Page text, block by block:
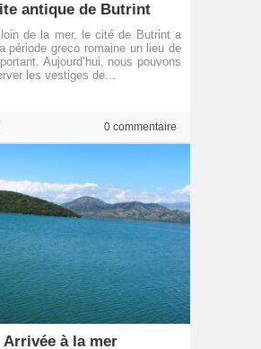
antique de Butrint
de la mer, le cité de Butrint a
période greco romaine un lieu de
Aujourd’hui, nous pouvons
les vestiges de...
0 commentaire
Arrivée à la mer